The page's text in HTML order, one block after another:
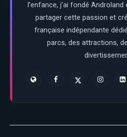
l’enfance, j’ai fondé
partager cette passion et
française indépendante
parcs, des attractions,